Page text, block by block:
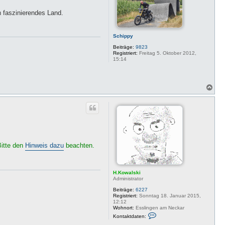
Schippy
Beiträge: 9823
Registriert: Freitag 5. Oktober 2012,
15:14
Land.
a
H.Kowalski
Administrator
Beiträge: 6227
Registriert: Sonntag 18. Januar 2015,
12:12
Wohnort: Esslingen am Neckar
Kontaktdaten:
den Hinweis dazu beachten.